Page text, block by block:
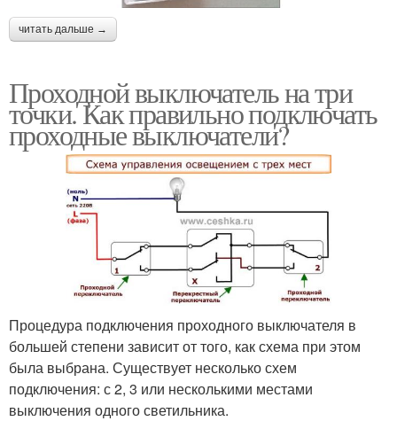
читать дальше →
Проходной выключатель на три
точки. Как правильно подключать
проходные выключатели?
Процедура подключения проходного выключателя в
большей степени зависит от того, как схема при этом
была выбрана. Существует несколько схем
подключения: с 2, 3 или несколькими местами
выключения одного светильника.